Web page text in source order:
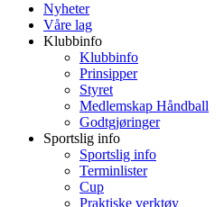
Nyheter
Våre lag
Klubbinfo
Klubbinfo
Prinsipper
Styret
Medlemskap Håndball
Godtgjøringer
Sportslig info
Sportslig info
Terminlister
Cup
Praktiske verktøy